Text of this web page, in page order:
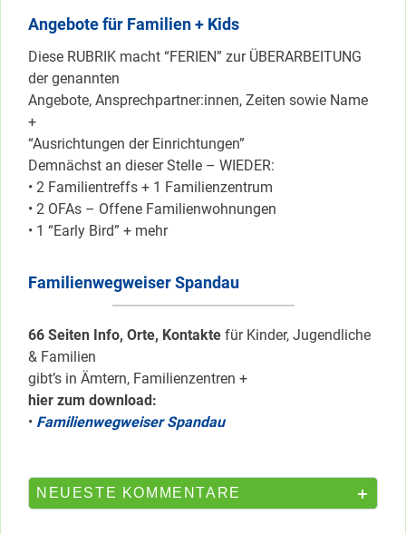
Angebote für Familien + Kids
Diese RUBRIK macht “FERIEN” zur ÜBERARBEITUNG
der genannten
Angebote, Ansprechpartner:innen, Zeiten sowie Name
+
“Ausrichtungen der Einrichtungen”
Demnächst an dieser Stelle – WIEDER:
• 2 Familientreffs + 1 Familienzentrum
• 2 OFAs – Offene Familienwohnungen
• 1 “Early Bird” + mehr
Familienwegweiser Spandau
66 Seiten Info, Orte, Kontakte für Kinder, Jugendliche
& Familien
gibt’s in Ämtern, Familienzentren +
hier zum download:
• Familienwegweiser Spandau
NEUESTE KOMMENTARE